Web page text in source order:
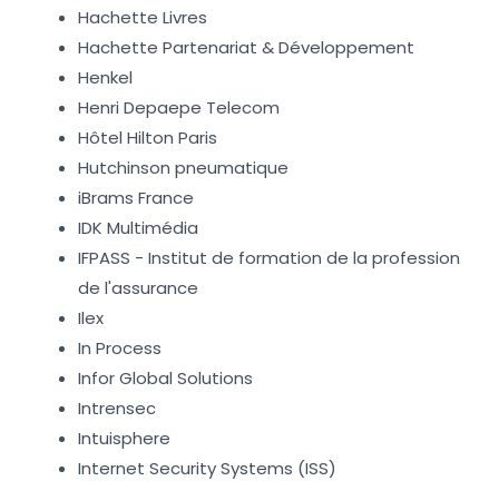
Hachette Livres
Hachette Partenariat & Développement
Henkel
Henri Depaepe Telecom
Hôtel Hilton Paris
Hutchinson pneumatique
iBrams France
IDK Multimédia
IFPASS - Institut de formation de la profession
de l'assurance
Ilex
In Process
Infor Global Solutions
Intrensec
Intuisphere
Internet Security Systems (ISS)